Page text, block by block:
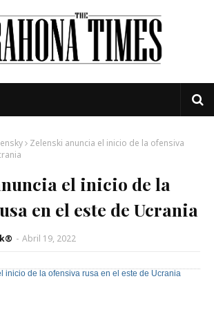
Zelenski anuncia el inicio de la ofensiva
el inicio de la
en el este de Ucrania
- Abril 19, 2022